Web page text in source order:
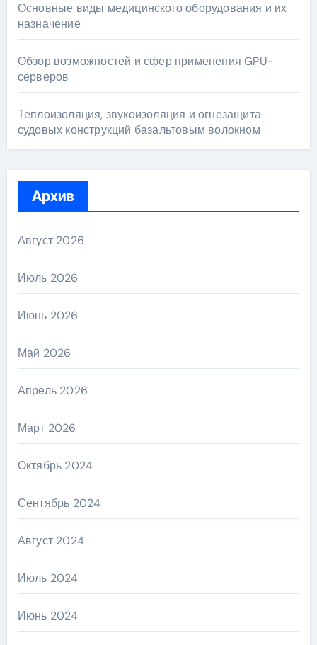
Основные виды медицинского оборудования и их
назначение
Обзор возможностей и сфер применения GPU-
серверов
Теплоизоляция, звукоизоляция и огнезащита
судовых конструкций базальтовым волокном
Архив
Август 2026
Июль 2026
Июнь 2026
Май 2026
Апрель 2026
Март 2026
Октябрь 2024
Сентябрь 2024
Август 2024
Июль 2024
Июнь 2024